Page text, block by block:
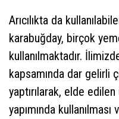
Arıcılıkta da
karabuğday, birçok
kullanılmaktadır.
kapsamında dar gelirli
yaptırılarak, elde edilen
yapımında